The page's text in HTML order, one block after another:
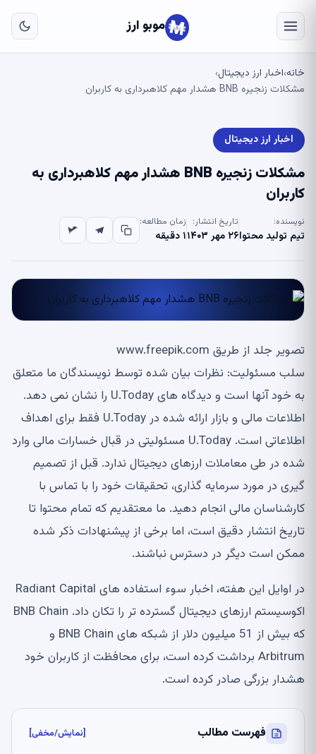
موبو ارز
خانه›اخبار ارز دیجیتال›
مشکلات زنجیره BNB هشدار مهم کلاهبرداری به کاربران
اخبار ارز دیجیتال
مشکلات زنجیره BNB هشدار مهم کلاهبرداری به
کاربران
نویسنده:
تیم تولید محتوا
تاریخ انتشار:
۲۶ مهر ۱۴۰۳
زمان مطالعه:
۱ دقیقه
تصویر جلد از طریق www.freepik.com
سلب مسئولیت: نظرات بیان شده توسط نویسندگان ما متعلق
به خود آنها است و دیدگاه های U.Today را نشان نمی دهد.
اطلاعات مالی و بازار ارائه شده در U.Today فقط برای اهداف
اطلاعاتی است. U.Today مسئولیتی در قبال خسارات مالی وارد
شده در طی معاملات ارزهای دیجیتال ندارد. قبل از تصمیم
گیری در مورد سرمایه گذاری، تحقیقات خود را با تماس با
کارشناسان مالی انجام دهید. ما معتقدیم که تمام محتوا تا
تاریخ انتشار دقیق است، اما برخی از پیشنهادات ذکر شده
ممکن است دیگر در دسترس نباشند.
در اوایل این هفته، اخبار سوء استفاده های Radiant Capital
اکوسیستم ارزهای دیجیتال گسترده تر را تکان داد. BNB Chain
که بیش از 51 میلیون دلار از شبکه های BNB Chain و
Arbitrum برداشت کرده است، برای محافظت از کاربران خود
هشدار بزرگی صادر کرده است.
فهرست مطالب [نمایش/مخفی]